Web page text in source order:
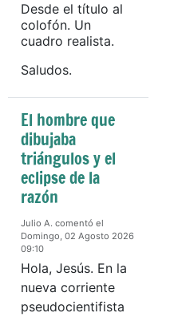
Desde el título al
colofón. Un
cuadro realista.
Saludos.
El hombre que
dibujaba
triángulos y el
eclipse de la
razón
Julio A. comentó el
Domingo, 02 Agosto 2026
09:10
Hola, Jesús. En la
nueva corriente
pseudocientifista